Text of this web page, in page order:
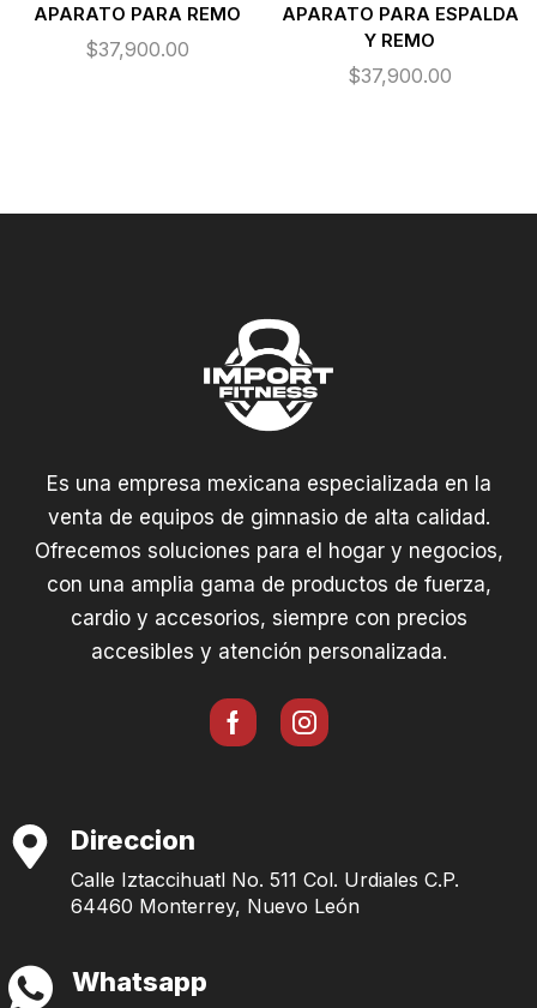
APARATO PARA REMO
$37,900.00
APARATO PARA ESPALDA
Y REMO
$37,900.00
Es una empresa mexicana especializada en la
venta de equipos de gimnasio de alta calidad.
Ofrecemos soluciones para el hogar y negocios,
con una amplia gama de productos de fuerza,
cardio y accesorios, siempre con precios
accesibles y atención personalizada.
Direccion
Calle Iztaccihuatl No. 511 Col. Urdiales C.P.
64460 Monterrey, Nuevo León
Whatsapp